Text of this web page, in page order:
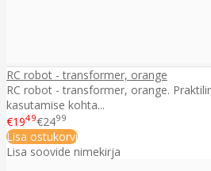
RC robot - transformer, orange
RC robot - transformer, orange.
kasutamise kohta...
€1949€2499
Lisa ostukorvi
Lisa soovide nimekirja